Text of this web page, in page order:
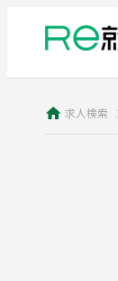
求人検索